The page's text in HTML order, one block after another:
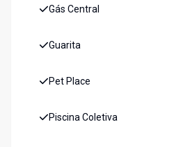
Gás Central
Guarita
Pet Place
Piscina Coletiva